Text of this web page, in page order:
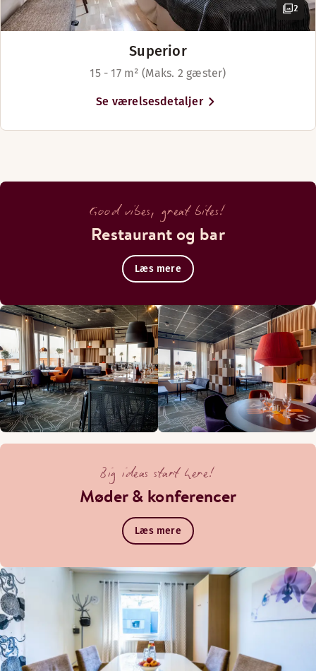
2
Superior
15 - 17 m² (Maks. 2 gæster)
Se værelsesdetaljer
Good vibes, great bites!
Restaurant og bar
Læs mere
Big ideas start here!
Møder & konferencer
Læs mere